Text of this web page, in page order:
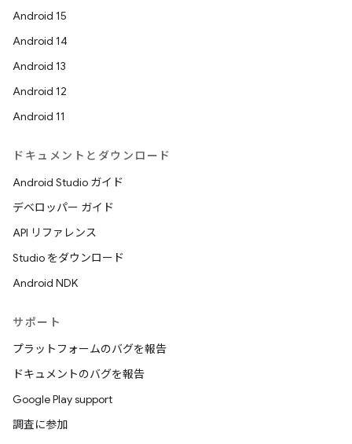
Android 15
Android 14
Android 13
Android 12
Android 11
ドキュメントとダウンロード
Android Studio ガイド
デベロッパー ガイド
API リファレンス
Studio をダウンロード
Android NDK
サポート
プラットフォームのバグを報告
ドキュメントのバグを報告
Google Play support
調査に参加